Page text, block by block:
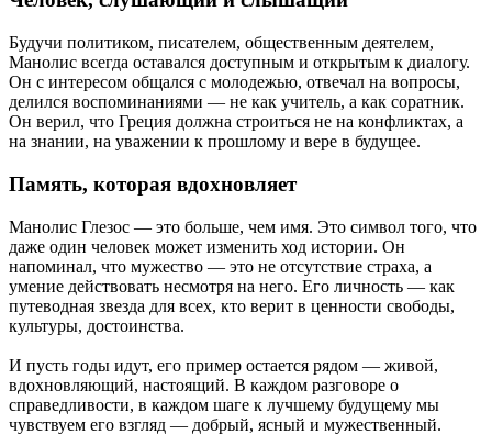
Будучи политиком, писателем, общественным деятелем,
Манолис всегда оставался доступным и открытым к диалогу.
Он с интересом общался с молодежью, отвечал на вопросы,
делился воспоминаниями — не как учитель, а как соратник.
Он верил, что Греция должна строиться не на конфликтах, а
на знании, на уважении к прошлому и вере в будущее.
Память, которая вдохновляет
Манолис Глезос — это больше, чем имя. Это символ того, что
даже один человек может изменить ход истории. Он
напоминал, что мужество — это не отсутствие страха, а
умение действовать несмотря на него. Его личность — как
путеводная звезда для всех, кто верит в ценности свободы,
культуры, достоинства.
И пусть годы идут, его пример остается рядом — живой,
вдохновляющий, настоящий. В каждом разговоре о
справедливости, в каждом шаге к лучшему будущему мы
чувствуем его взгляд — добрый, ясный и мужественный.